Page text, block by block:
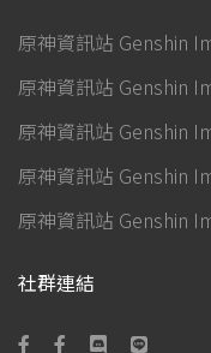
原神資訊站 Genshin
原神資訊站 Genshin
原神資訊站 Genshin
原神資訊站 Genshin
原神資訊站 Genshin
社群連結